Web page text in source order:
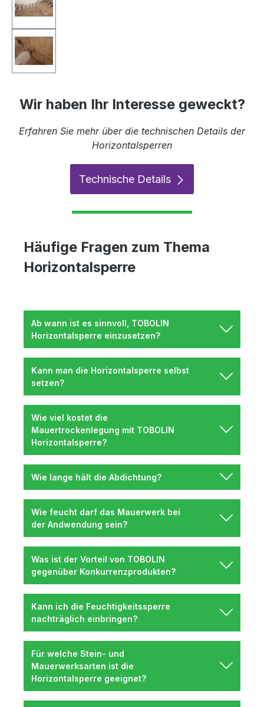
Wir haben Ihr Interesse geweckt?
Erfahren Sie mehr über die technischen Details der
Horizontalsperren
Technische Details
Häufige Fragen zum Thema
Horizontalsperre
Ab wann ist es sinnvoll, TOBOLIN
Horizontalsperre einzusetzen?
Kann man die Horizontalsperre selbst
setzen?
Wie viel kostet die
Mauertrockenlegung mit TOBOLIN
Horizontalsperre?
Wie lange hält die Abdichtung?
Wie feucht darf das Mauerwerk bei
der Andwendung sein?
Was ist der Vorteil von TOBOLIN
gegenüber Konkurrenzprodukten?
Kann ich die Feuchtigkeitssperre
nachträglich einbringen?
Für welche Stein- und
Mauerwerksarten ist die
Horizontalsperre geeignet?